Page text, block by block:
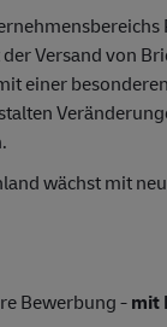
Versand von
einer
wächst mit
Bewerbung -mit